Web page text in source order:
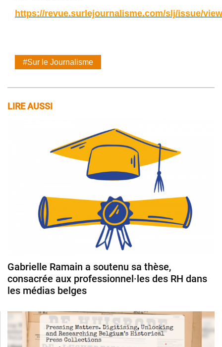
https://revue.surlejournalisme.com/slj/issue/
#Sur le Journalisme
LIRE AUSSI
Gabrielle Ramain a soutenu sa thèse,
consacrée aux professionnel·les des RH dans
les médias belges